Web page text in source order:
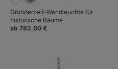
Gründerzeit-Wandleuchte für
historische Räume
ab 782,00 €